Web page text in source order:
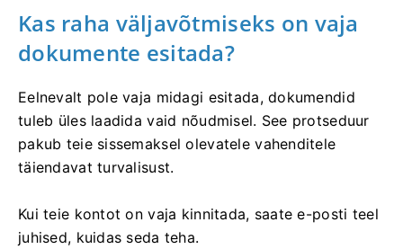
Kas raha väljavõtmiseks on vaja
dokumente esitada?
Eelnevalt pole vaja midagi esitada, dokumendid
tuleb üles laadida vaid nõudmisel. See protseduur
pakub teie sissemaksel olevatele vahenditele
täiendavat turvalisust.
Kui teie kontot on vaja kinnitada, saate e-posti teel
juhised, kuidas seda teha.